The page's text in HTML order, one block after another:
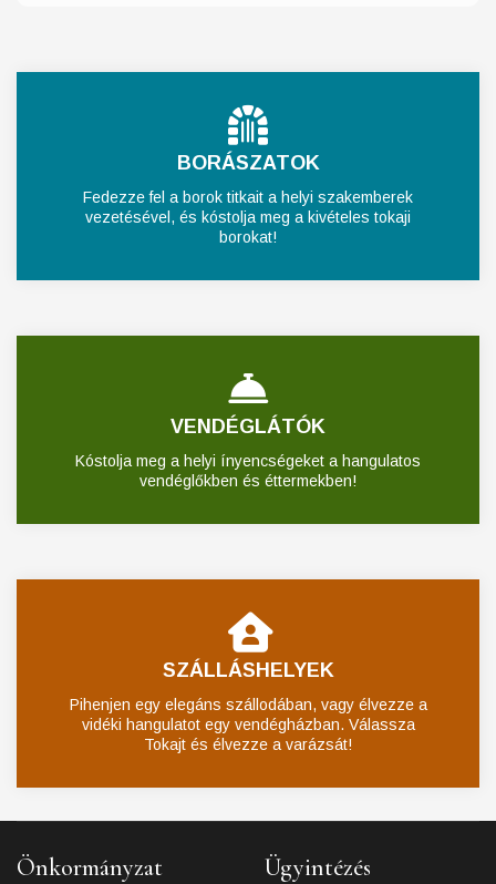
BORÁSZATOK
Fedezze fel a borok titkait a helyi szakemberek
vezetésével, és kóstolja meg a kivételes tokaji
borokat!
VENDÉGLÁTÓK
Kóstolja meg a helyi ínyencségeket a hangulatos
vendéglőkben és éttermekben!
SZÁLLÁSHELYEK
Pihenjen egy elegáns szállodában, vagy élvezze a
vidéki hangulatot egy vendégházban. Válassza
Tokajt és élvezze a varázsát!
Önkormányzat Ügyintézés